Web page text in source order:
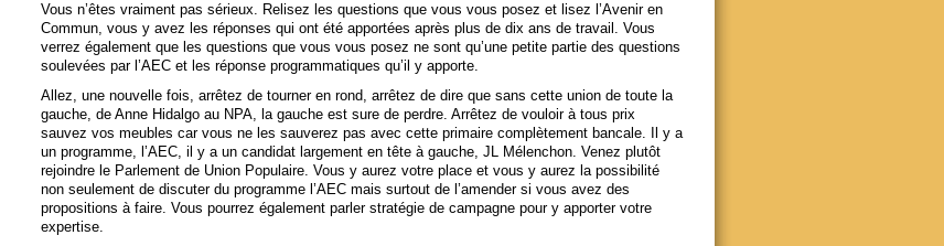
Vous n’êtes vraiment pas sérieux. Relisez les questions que vous vous posez et lisez l’Avenir en
Commun, vous y avez les réponses qui ont été apportées après plus de dix ans de travail. Vous
verrez également que les questions que vous vous posez ne sont qu’une petite partie des questions
soulevées par l’AEC et les réponse programmatiques qu’il y apporte.
Allez, une nouvelle fois, arrêtez de tourner en rond, arrêtez de dire que sans cette union de toute la
gauche, de Anne Hidalgo au NPA, la gauche est sure de perdre. Arrêtez de vouloir à tous prix
sauvez vos meubles car vous ne les sauverez pas avec cette primaire complètement bancale. Il y a
un programme, l’AEC, il y a un candidat largement en tête à gauche, JL Mélenchon. Venez plutôt
rejoindre le Parlement de Union Populaire. Vous y aurez votre place et vous y aurez la possibilité
non seulement de discuter du programme l’AEC mais surtout de l’amender si vous avez des
propositions à faire. Vous pourrez également parler stratégie de campagne pour y apporter votre
expertise.